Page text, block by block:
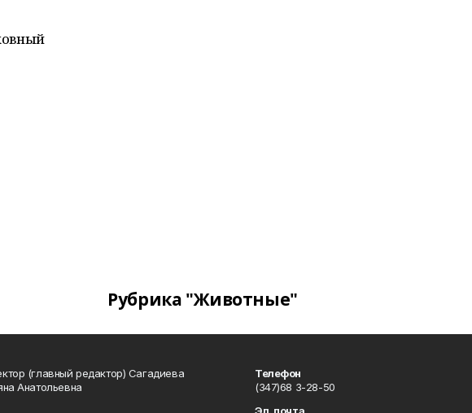
Рубрика "Животные"
(главный редактор) Сагадиева
Анатольевна
Телефон
(347)68 3-28-50